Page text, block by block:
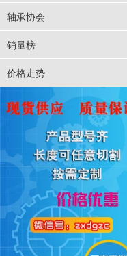
轴承协会
销量榜
价格走势